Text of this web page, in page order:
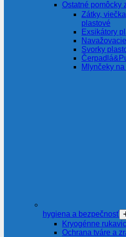
Ostatné pomôcky
Zátky,
plastové
Exsikátory
Svorky
Mlynčeky
hygiena a bezpečnosť
Kryogénne
Ochrana tváre a